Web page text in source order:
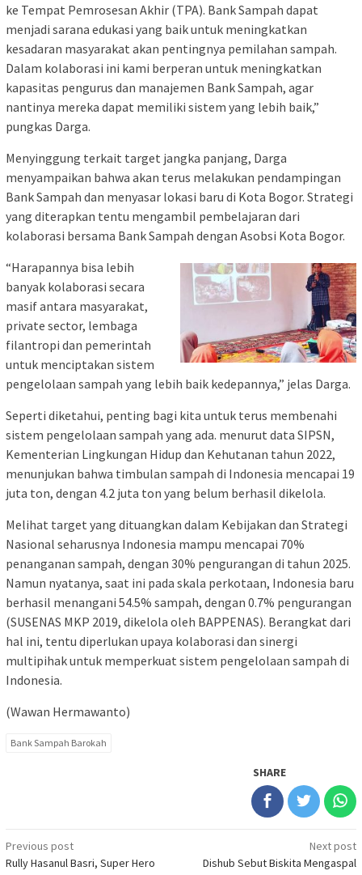
ke Tempat Pemrosesan Akhir (TPA). Bank Sampah dapat
menjadi sarana edukasi yang baik untuk meningkatkan
kesadaran masyarakat akan pentingnya pemilahan sampah.
Dalam kolaborasi ini kami berperan untuk meningkatkan
kapasitas pengurus dan manajemen Bank Sampah, agar
nantinya mereka dapat memiliki sistem yang lebih baik,”
pungkas Darga.
Menyinggung terkait target jangka panjang, Darga
menyampaikan bahwa akan terus melakukan pendampingan
Bank Sampah dan menyasar lokasi baru di Kota Bogor. Strategi
yang diterapkan tentu mengambil pembelajaran dari
kolaborasi bersama Bank Sampah dengan Asobsi Kota Bogor.
“Harapannya bisa lebih
banyak kolaborasi secara
masif antara masyarakat,
private sector, lembaga
filantropi dan pemerintah
untuk menciptakan sistem
pengelolaan sampah yang lebih baik kedepannya,” jelas Darga.
Seperti diketahui, penting bagi kita untuk terus membenahi
sistem pengelolaan sampah yang ada. menurut data SIPSN,
Kementerian Lingkungan Hidup dan Kehutanan tahun 2022,
menunjukan bahwa timbulan sampah di Indonesia mencapai 19
juta ton, dengan 4.2 juta ton yang belum berhasil dikelola.
Melihat target yang dituangkan dalam Kebijakan dan Strategi
Nasional seharusnya Indonesia mampu mencapai 70%
penanganan sampah, dengan 30% pengurangan di tahun 2025.
Namun nyatanya, saat ini pada skala perkotaan, Indonesia baru
berhasil menangani 54.5% sampah, dengan 0.7% pengurangan
(SUSENAS MKP 2019, dikelola oleh BAPPENAS). Berangkat dari
hal ini, tentu diperlukan upaya kolaborasi dan sinergi
multipihak untuk memperkuat sistem pengelolaan sampah di
Indonesia.
(Wawan Hermawanto)
Bank Sampah Barokah
SHARE
Post
Previous post
Rully Hasanul Basri, Super Hero
Next post
Dishub Sebut Biskita Mengaspal